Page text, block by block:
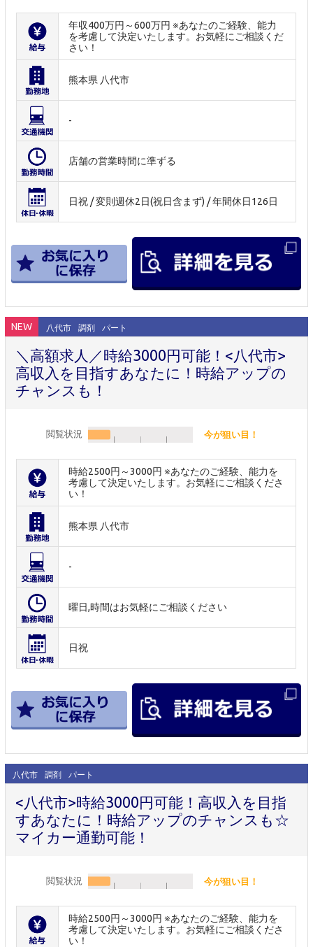
年収400万円～600万円 ※あなたのご経験、能力
を考慮して決定いたします。お気軽にご相談くだ
さい！
熊本県 八代市
-
店舗の営業時間に準ずる
日祝 / 変則週休2日(祝日含まず) / 年間休日126日
NEW 八代市 調剤 パート
＼高額求人／時給3000円可能！<八代市>
高収入を目指すあなたに！時給アップの
チャンスも！
閲覧状況 今が狙い目！
時給2500円～3000円 ※あなたのご経験、能力を
考慮して決定いたします。お気軽にご相談くださ
い！
熊本県 八代市
-
曜日,時間はお気軽にご相談ください
日祝
八代市 調剤 パート
<八代市>時給3000円可能！高収入を目指
すあなたに！時給アップのチャンスも☆
マイカー通勤可能！
閲覧状況 今が狙い目！
時給2500円～3000円 ※あなたのご経験、能力を
考慮して決定いたします。お気軽にご相談くださ
い！